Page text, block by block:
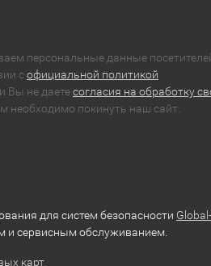
персональные данные
софициальной политикой
Вы не даетесогласия на обработку
необходимо покинуть наш сайт.
для систем безопасности Global-
и сервисным обслуживанием.
карт